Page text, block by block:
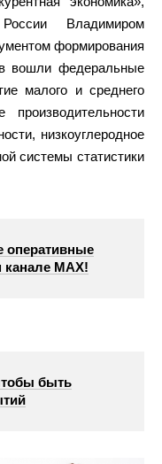
Владимиром
формирования
вошли федеральные
малого и среднего
производительности
низкоуглеродное
системы статистики
оперативные
канале МАХ!
быть